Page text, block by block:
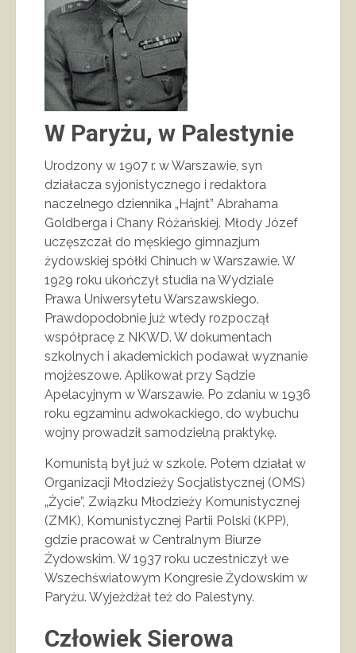
W Paryżu, w Palestynie
Urodzony w 1907 r. w Warszawie, syn
działacza syjonistycznego i redaktora
naczelnego dziennika „Hajnt” Abrahama
Goldberga i Chany Różańskiej. Młody Józef
uczęszczał do męskiego gimnazjum
żydowskiej spółki Chinuch w Warszawie. W
1929 roku ukończył studia na Wydziale
Prawa Uniwersytetu Warszawskiego.
Prawdopodobnie już wtedy rozpoczął
współpracę z NKWD. W dokumentach
szkolnych i akademickich podawał wyznanie
mojżeszowe. Aplikował przy Sądzie
Apelacyjnym w Warszawie. Po zdaniu w 1936
roku egzaminu adwokackiego, do wybuchu
wojny prowadził samodzielną praktykę.
Komunistą był już w szkole. Potem działał w
Organizacji Młodzieży Socjalistycznej (OMS)
„Życie”, Związku Młodzieży Komunistycznej
(ZMK), Komunistycznej Partii Polski (KPP),
gdzie pracował w Centralnym Biurze
Żydowskim. W 1937 roku uczestniczył we
Wszechświatowym Kongresie Żydowskim w
Paryżu. Wyjeżdżał też do Palestyny.
Człowiek Sierowa